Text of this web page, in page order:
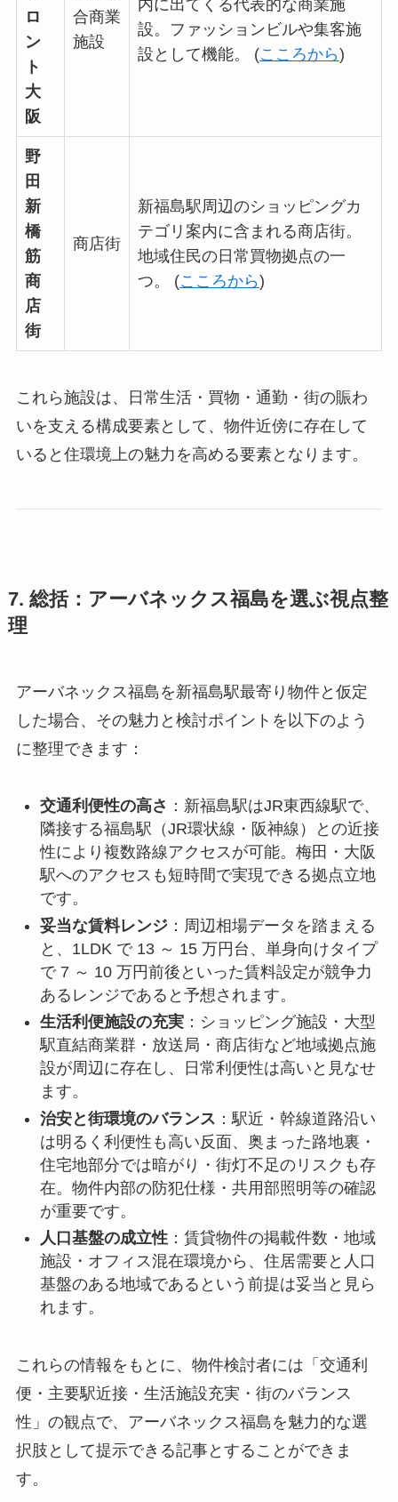
ロ
ン
ト
大
阪
合商業
施設
内に出てくる代表的な商業施
設。ファッションビルや集客施
設として機能。 (こころから)
野
田
新
橋
筋
商
店
街
商店街
新福島駅周辺のショッピングカ
テゴリ案内に含まれる商店街。
地域住民の日常買物拠点の一
つ。 (こころから)
これら施設は、日常生活・買物・通勤・街の賑わ
いを支える構成要素として、物件近傍に存在して
いると住環境上の魅力を高める要素となります。
7. 総括：アーバネックス福島を選ぶ視点整
理
アーバネックス福島を新福島駅最寄り物件と仮定
した場合、その魅力と検討ポイントを以下のよう
に整理できます：
交通利便性の高さ ：新福島駅はJR東西線駅で、
隣接する福島駅（JR環状線・阪神線）との近接
性により複数路線アクセスが可能。梅田・大阪
駅へのアクセスも短時間で実現できる拠点立地
です。
妥当な賃料レンジ：周辺相場データを踏まえる
と、1LDK で 13 ～ 15 万円台、単身向けタイプ
で 7 ～ 10 万円前後といった賃料設定が競争力
あるレンジであると予想されます。
生活利便施設の充実：ショッピング施設・大型
駅直結商業群・放送局・商店街など地域拠点施
設が周辺に存在し、日常利便性は高いと見なせ
ます。
治安と街環境のバランス ：駅近・幹線道路沿い
は明るく利便性も高い反面、奥まった路地裏・
住宅地部分では暗がり・街灯不足のリスクも存
在。物件内部の防犯仕様・共用部照明等の確認
が重要です。
人口基盤の成立性：賃貸物件の掲載件数・地域
施設・オフィス混在環境から、住居需要と人口
基盤のある地域であるという前提は妥当と見ら
れます。
これらの情報をもとに、物件検討者には「交通利
便・主要駅近接・生活施設充実・街のバランス
性」の観点で、アーバネックス福島を魅力的な選
択肢として提示できる記事とすることができま
す。